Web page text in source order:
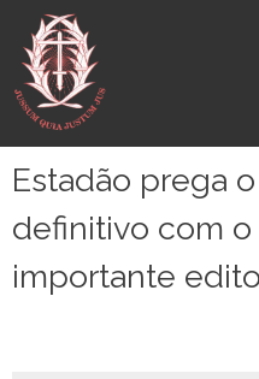
para
conteúdo
Estadão prega
definitivo com
importante